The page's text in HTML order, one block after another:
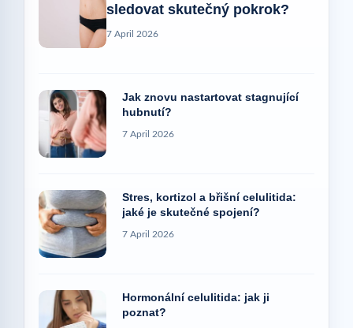
sledovat skutečný pokrok?
7 April 2026
Jak znovu nastartovat stagnující
hubnutí?
7 April 2026
Stres, kortizol a břišní celulitida:
jaké je skutečné spojení?
7 April 2026
Hormonální celulitida: jak ji
poznat?